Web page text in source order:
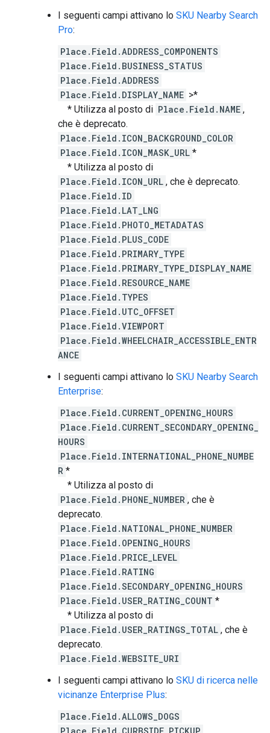
I seguenti campi attivano lo SKU Nearby Search
Pro:
Place.Field.ADDRESS_COMPONENTS
Place.Field.BUSINESS_STATUS
Place.Field.ADDRESS
Place.Field.DISPLAY_NAME >*
* Utilizza al posto di Place.Field.NAME ,
che è deprecato.
Place.Field.ICON_BACKGROUND_COLOR
Place.Field.ICON_MASK_URL *
* Utilizza al posto di
Place.Field.ICON_URL , che è deprecato.
Place.Field.ID
Place.Field.LAT_LNG
Place.Field.PHOTO_METADATAS
Place.Field.PLUS_CODE
Place.Field.PRIMARY_TYPE
Place.Field.PRIMARY_TYPE_DISPLAY_NAME
Place.Field.RESOURCE_NAME
Place.Field.TYPES
Place.Field.UTC_OFFSET
Place.Field.VIEWPORT
Place.Field.WHEELCHAIR_ACCESSIBLE_ENTR
ANCE
I seguenti campi attivano lo SKU Nearby Search
Enterprise:
Place.Field.CURRENT_OPENING_HOURS
Place.Field.CURRENT_SECONDARY_OPENING_
HOURS
Place.Field.INTERNATIONAL_PHONE_NUMBE
R *
* Utilizza al posto di
Place.Field.PHONE_NUMBER , che è
deprecato.
Place.Field.NATIONAL_PHONE_NUMBER
Place.Field.OPENING_HOURS
Place.Field.PRICE_LEVEL
Place.Field.RATING
Place.Field.SECONDARY_OPENING_HOURS
Place.Field.USER_RATING_COUNT *
* Utilizza al posto di
Place.Field.USER_RATINGS_TOTAL , che è
deprecato.
Place.Field.WEBSITE_URI
I seguenti campi attivano lo SKU di ricerca nelle
vicinanze Enterprise Plus:
Place.Field.ALLOWS_DOGS